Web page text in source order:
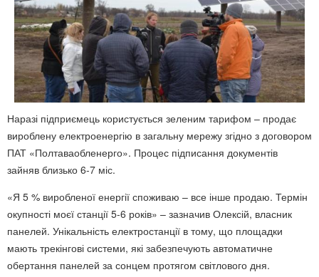
Наразі підприємець користується зеленим тарифом – продає
вироблену електроенергію в загальну мережу згідно з договором
ПАТ «Полтаваобленерго». Процес підписання документів
зайняв близько 6-7 міс.
«Я 5 % виробленої енергії споживаю – все інше продаю. Термін
окупності моєї станції 5-6 років» – зазначив Олексій, власник
панелей. Унікальність електростанції в тому, що площадки
мають трекінгові системи, які забезпечують автоматичне
обертання панелей за сонцем протягом світлового дня.